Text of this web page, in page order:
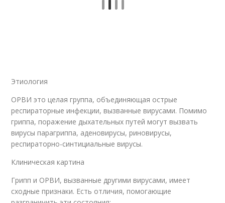
Этиология
ОРВИ это целая группа, объединяющая острые
респираторные инфекции, вызванные вирусами. Помимо
гриппа, поражение дыхательных путей могут вызвать
вирусы парагриппа, аденовирусы, риновирусы,
респираторно-синтициальные вирусы.
Клиническая картина
Грипп и ОРВИ, вызванные другими вирусами, имеет
сходные признаки. Есть отличия, помогающие